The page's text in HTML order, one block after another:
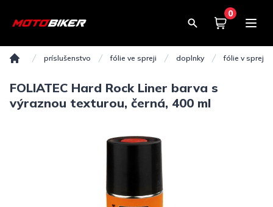
0
Košík 0,00€
príslušenstvo fólie ve spreji doplnky fólie v spreji
FOLIATEC Hard Rock Liner barva s
výraznou texturou, černá, 400 ml